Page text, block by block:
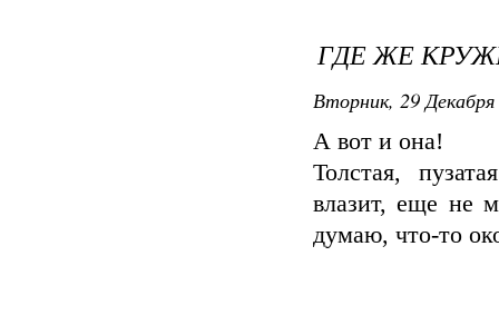
ГДЕ ЖЕ
Вторник, 29
А вот и она!
Толстая,
влазит, еще не
думаю, что-то